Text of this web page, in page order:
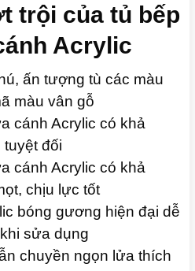
trội của tủ bếp
Acrylic
ấn tượng tù các màu
màu vân gỗ
cánh Acrylic có khả
đối
cánh Acrylic có khả
chịu lực tốt
bóng gương hiện đại dễ
sửa dụng
chuyền ngọn lửa thích